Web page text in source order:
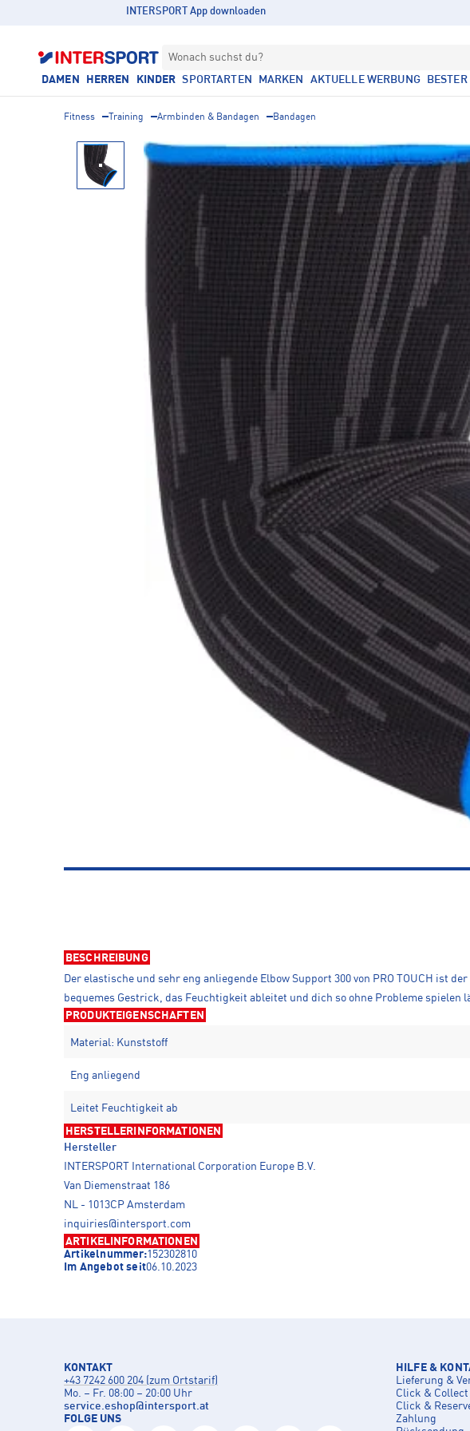
INTERSPORT App downloaden
Wonach suchst du?
DAMEN HERREN KINDER SPORTARTEN MARKEN AKTUELLE WERBUNG
Fitness Training Armbinden & Bandagen Bandagen
BESCHREIBUNG
Der elastische und sehr eng anliegende Elbow Support 300 von PRO TOUCH ist
bequemes Gestrick, das Feuchtigkeit ableitet und dich so ohne Probleme spielen
PRODUKTEIGENSCHAFTEN
Material: Kunststoff
Eng anliegend
Leitet Feuchtigkeit ab
HERSTELLERINFORMATIONEN
Hersteller
INTERSPORT International Corporation Europe B.V.
Van Diemenstraat 186
NL - 1013CP Amsterdam
inquiries@intersport.com
ARTIKELINFORMATIONEN
Artikelnummer:152302810
Im Angebot seit06.10.2023
KONTAKT
+43 7242 600 204 (zum Ortstarif)
Mo. – Fr. 08:00 – 20:00 Uhr
service.eshop@intersport.at
FOLGE UNS
HILFE &
Lieferung &
Click & Collect
Click &
Zahlung